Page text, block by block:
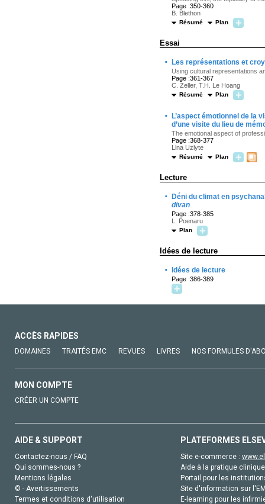
Page :350-360
B. Blethon
Résumé Plan
Essai
· Les représentations et
Using cultural representations
Page :361-367
C. Zeller, T.H. Le Hoang
Résumé Plan
·
L’aspect émotionnel de la
d’une visite du lieu de
The emotional aspect of
Page :368-377
Lina Uzlyte
Résumé Plan
Lecture
·
Déni du climat en
divan
Page :378-385
L. Poenaru
Plan
Idées de lecture
· Idées de lecture
Page :386-389
ACCÈS RAPIDES
DOMAINES TRAITÉS EMC REVUES LIVRES NOS FORMULES
MON COMPTE
CRÉER UN COMPTE
AIDE & SUPPORT
Contactez-nous / FAQ
Qui sommes-nous ?
Mentions légales
© - Avertissements
Termes et conditions d'utilisation
PLATEFORMES
Site e-commerce :
Aide à la pratique
Portail pour les
Site d'information sur
E-learning pour les